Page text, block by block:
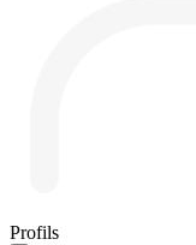
Profils